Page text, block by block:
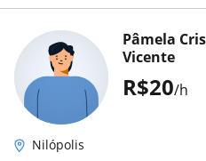
R$20/h
Pâmela
Vicente
Nilópolis